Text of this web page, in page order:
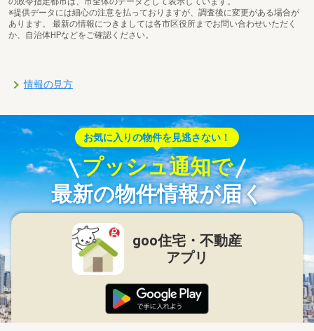
※提供データには細心の注意を払っておりますが、調査後に変更がある場合が
あります。 最新の情報につきましては各市区役所までお問い合わせいただく
か、自治体HPなどをご確認ください。
情報の見方
お気に入りの物件を見逃さない！
プッシュ通知で
最新の物件情報が届く
goo住宅・不動産
アプリ